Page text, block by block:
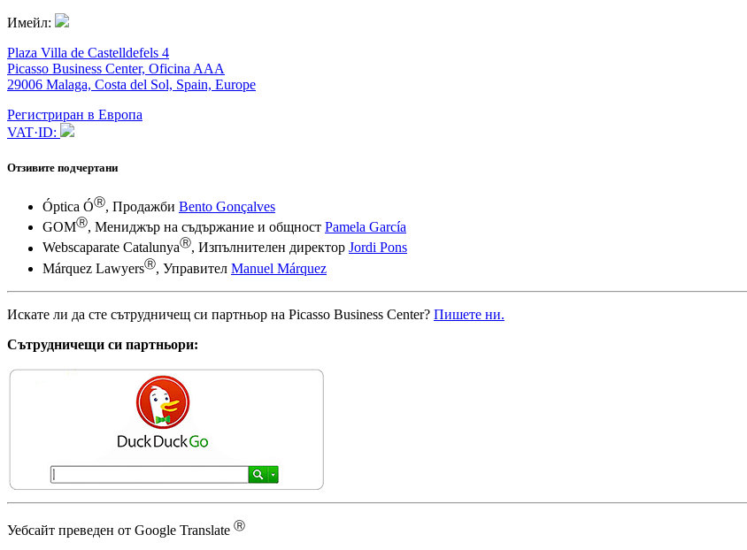
Имейл:
Plaza Villa de Castelldefels 4
Picasso Business Center, Oficina AAA
29006 Malaga, Costa del Sol, Spain, Europe
Регистриран в Европа
VAT·ID:
Отзивите подчертани
Óptica ÓⓇ, Продажби Bento Gonçalves
GOMⓇ, Мениджър на съдържание и общност Pamela García
Webscaparate CatalunyaⓇ, Изпълнителен директор Jordi Pons
Márquez LawyersⓇ, Управител Manuel Márquez
Искате ли да сте сътрудничещ си партньор на Picasso Business Center? Пишете ни.
Сътрудничещи си партньори:
Уебсайт преведен от Google Translate Ⓡ